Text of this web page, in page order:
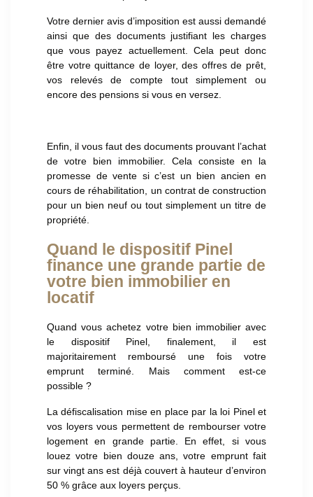
Votre dernier avis d’imposition est aussi demandé
ainsi que des documents justifiant les charges
que vous payez actuellement. Cela peut donc
être votre quittance de loyer, des offres de prêt,
vos relevés de compte tout simplement ou
encore des pensions si vous en versez.
Enfin, il vous faut des documents prouvant l’achat
de votre bien immobilier. Cela consiste en la
promesse de vente si c’est un bien ancien en
cours de réhabilitation, un contrat de construction
pour un bien neuf ou tout simplement un titre de
propriété.
Quand le dispositif Pinel
finance une grande partie de
votre bien immobilier en
locatif
Quand vous achetez votre bien immobilier avec
le dispositif Pinel, finalement, il est
majoritairement remboursé une fois votre
emprunt terminé. Mais comment est-ce
possible ?
La défiscalisation mise en place par la loi Pinel et
vos loyers vous permettent de rembourser votre
logement en grande partie. En effet, si vous
louez votre bien douze ans, votre emprunt fait
sur vingt ans est déjà couvert à hauteur d’environ
50 % grâce aux loyers perçus.